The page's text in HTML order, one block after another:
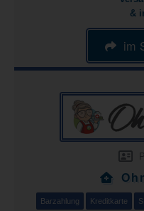
&
im
Barzahlung Kreditkarte